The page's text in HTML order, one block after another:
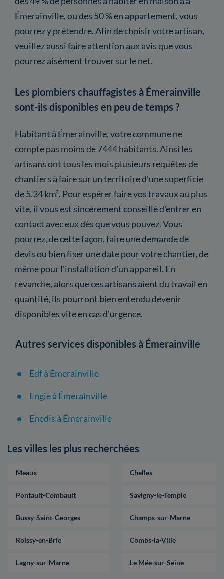
Émerainville, ou des 50 % en appartement, vous
pourrez y prétendre. Afin de choisir votre artisan,
veuillez aussi faire attention aux avis que vous
pourrez aisément trouver sur le net.
Les plombiers chauffagistes à Émerainville
sont-ils disponibles en peu de temps ?
Habitant à Émerainville, votre commune ne
compte pas moins de 7444 habitants. Ainsi les
artisans ont tous les mois plusieurs requêtes de
chantiers à faire sur un territoire d'une superficie
de 5.34 km². Pour espérer faire vos travaux au plus
vite, il vous est sincèrement conseillé d'entrer en
contact avec eux dès que vous pouvez. Vous
pourrez, de cette façon, faire une demande de
devis ou bien fixer une date pour votre chantier, de
même pour l'installation d'un appareil. En
revanche, alors que ces artisans aient du travail en
quantité, ils pourront bien entendu devenir
disponibles vite en cas d'urgence.
Autres services disponibles à Émerainville
Edf à Émerainville
Engie à Émerainville
Enedis à Émerainville
Les villes les plus recherchées
Meaux Chelles
Pontault-Combault Savigny-le-Temple
Bussy-Saint-Georges Champs-sur-Marne
Roissy-en-Brie Combs-la-Ville
Lagny-sur-Marne Le Mée-sur-Seine